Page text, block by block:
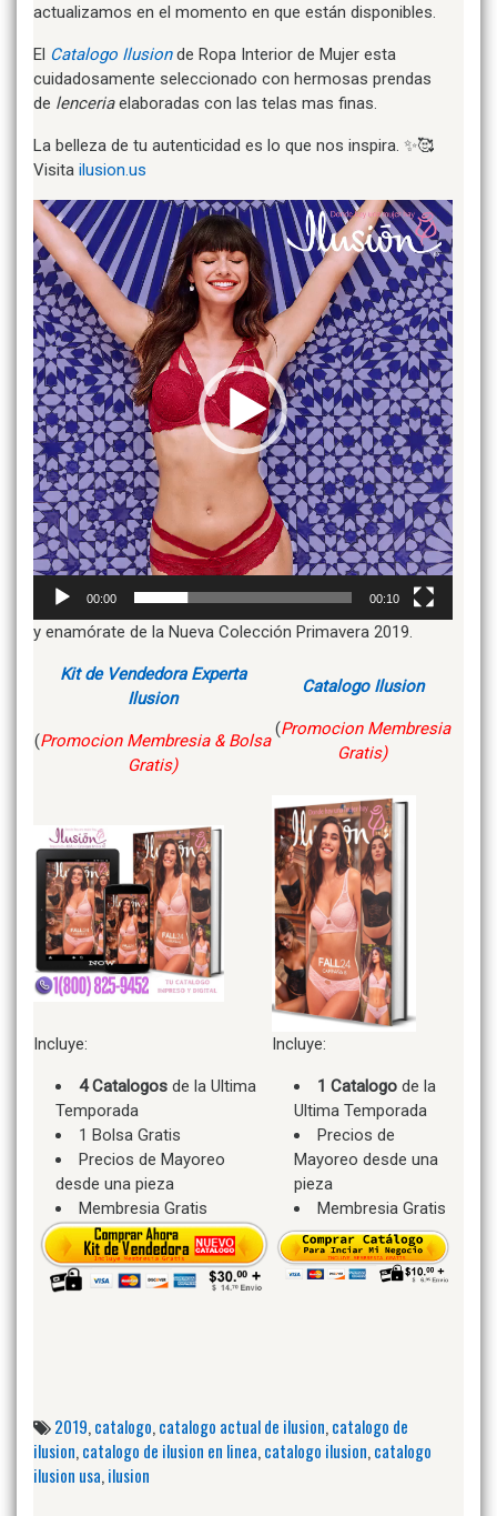
actualizamos en el momento en que están disponibles.
El Catalogo Ilusionde Ropa Interior de Mujer esta
cuidadosamente seleccionado con hermosas prendas
de lenceriaelaboradas con las telas mas finas.
La belleza de tu autenticidad es lo que nos inspira. ✨🥰
Visita ilusion.us
Video
Player
00:00 00:10
y enamórate de la Nueva Colección Primavera 2019.
Kit de Vendedora Experta
Ilusion
(Promocion Membresia & Bolsa
Gratis)
Catalogo Ilusion
(Promocion Membresia
Gratis)
Incluye:
4 Catalogos de la Ultima
Temporada
1 Bolsa Gratis
Precios de Mayoreo
desde una pieza
Membresia Gratis
Incluye:
1 Catalogo de la
Ultima Temporada
Precios de
Mayoreo desde una
pieza
Membresia Gratis
2019,catalogo,catalogo actual de ilusion,catalogo de
ilusion,catalogo de ilusion en linea,catalogo ilusion,catalogo
ilusion usa,ilusion